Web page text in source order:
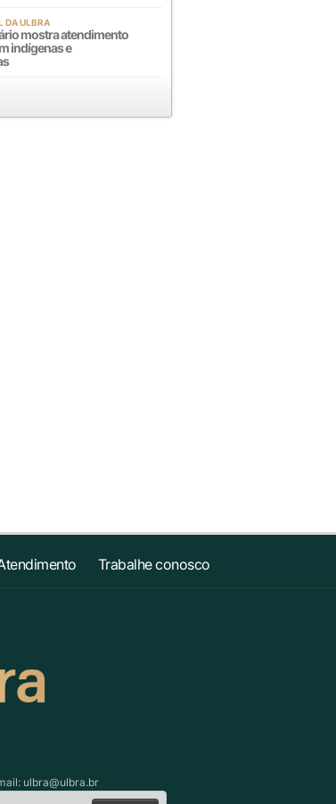
DA ULBRA
mostra atendimento
indígenas e
Trabalhe conosco
ulbra@ulbra.br